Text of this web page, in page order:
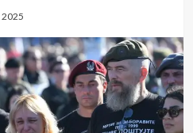
2025